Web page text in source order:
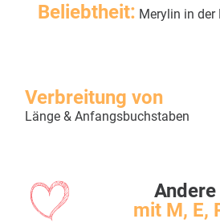
Beliebtheit: Merylin in
Verbreitung von
Länge & Anfangsbuchstaben
mit M, E,